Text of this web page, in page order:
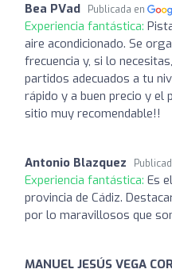
Bea PVad Publicada en
Experiencia fantástica:
aire acondicionado. Se
frecuencia y, si lo
partidos adecuados a tu
rápido y a buen precio y el
sitio muy recomendable!!
Antonio Blazquez
Experiencia fantástica: Es
provincia de Cádiz.
por lo maravillosos que
MANUEL JESÚS VEGA